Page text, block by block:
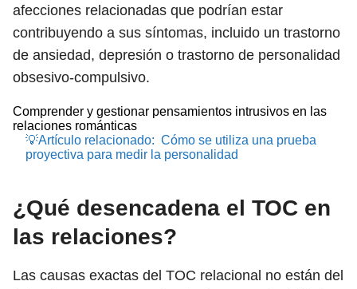
afecciones relacionadas que podrían estar
contribuyendo a sus síntomas, incluido un trastorno
de ansiedad, depresión o trastorno de personalidad
obsesivo-compulsivo.
Comprender y gestionar pensamientos intrusivos en las
relaciones románticas
💡Artículo relacionado: Cómo se utiliza una prueba
proyectiva para medir la personalidad
¿Qué desencadena el TOC en
las relaciones?
Las causas exactas del TOC relacional no están del